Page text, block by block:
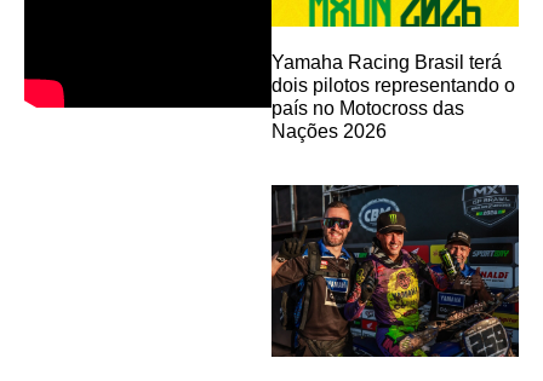
Yamaha Racing Brasil terá
dois pilotos representando o
país no Motocross das
Nações 2026